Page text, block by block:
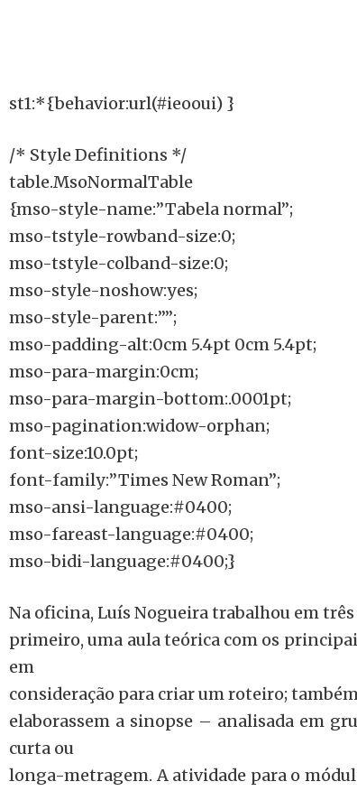
st1:*{behavior:url(#ieooui) }
/* Style Definitions */
table.MsoNormalTable
{mso-style-name:”Tabela normal”;
mso-tstyle-rowband-size:0;
mso-tstyle-colband-size:0;
mso-style-noshow:yes;
mso-style-parent:””;
mso-padding-alt:0cm 5.4pt 0cm 5.4pt;
mso-para-margin:0cm;
mso-para-margin-bottom:.0001pt;
mso-pagination:widow-orphan;
font-size:10.0pt;
font-family:”Times New Roman”;
mso-ansi-language:#0400;
mso-fareast-language:#0400;
mso-bidi-language:#0400;}
Na oficina, Luís Nogueira trabalhou em
primeiro, uma aula teórica com os
em
consideração para criar um roteiro;
elaborassem a sinopse – analisada em
curta ou
longa-metragem. A atividade para o